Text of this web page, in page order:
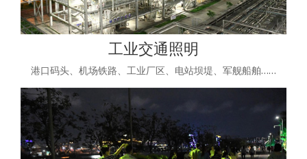
工业交通照明
港口码头、机场铁路、工业厂区、电站坝堤、军舰船舶……